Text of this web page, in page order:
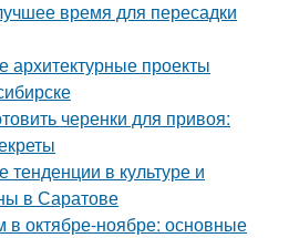
время для пересадки
архитектурные проекты
черенки для привоя:
в культуре и
в Саратове
в октябре-ноябре: основные